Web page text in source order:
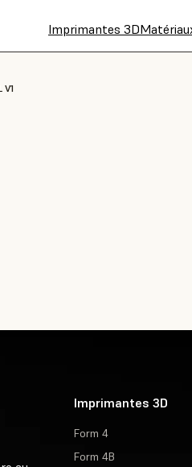
Imprimantes 3D
Imprimantes 3D
Form 4
Form 4B